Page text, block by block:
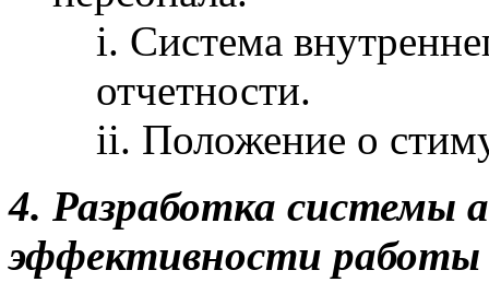
i. Система
отчетности.
ii. Положение о
4. Разработка системы
эффективности работы